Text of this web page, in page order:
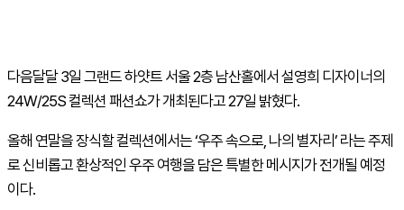
다음달달 3일 그랜드 하얏트 서울 2층 남산홀에서 설영희 디자이너의
24W/25S 컬렉션 패션쇼가 개최된다고 27일 밝혔다.
올해 연말을 장식할 컬렉션에서는 ‘우주 속으로, 나의 별자리’ 라는 주제
로 신비롭고 환상적인 우주 여행을 담은 특별한 메시지가 전개될 예정
이다.